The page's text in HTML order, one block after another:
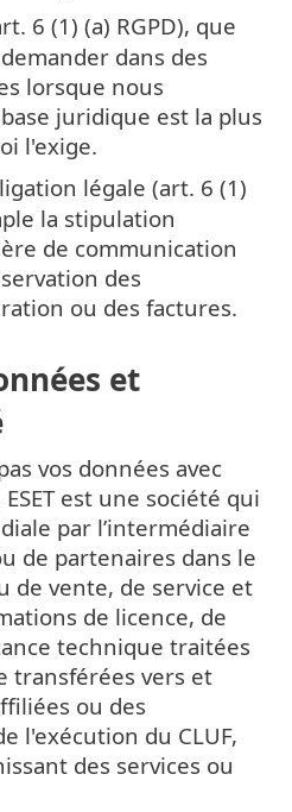
6 (1) (a) RGPD), que
dans des
lorsque nous
juridique est la plus
l'exige.
légale (art. 6 (1)
la stipulation
de communication
des
ou des factures.
et
vos données avec
est une société qui
par l’intermédiaire
de partenaires dans le
de vente, de service et
de licence, de
technique traitées
transférées vers et
ou des
l'exécution du CLUF,
des services ou